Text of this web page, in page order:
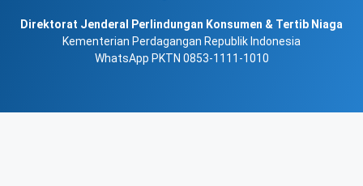
Direktorat Jenderal Perlindungan Konsumen & Tertib Niaga
Kementerian Perdagangan Republik Indonesia
WhatsApp PKTN 0853-1111-1010